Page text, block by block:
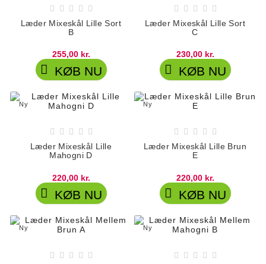
    
Læder Mixeskål Lille Sort
B
255,00 kr.
 KØB NU
    
Læder Mixeskål Lille Sort
C
230,00 kr.
 KØB NU
Ny
    
Læder Mixeskål Lille
Mahogni D
220,00 kr.
 KØB NU
Ny
    
Læder Mixeskål Lille Brun
E
220,00 kr.
 KØB NU
Ny
    
Ny
    